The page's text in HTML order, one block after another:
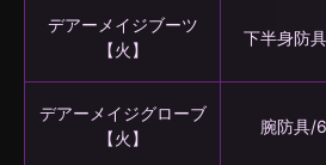
デアーメイジブーツ
【火】
下半身防
デアーメイジグローブ
【火】
腕防具/